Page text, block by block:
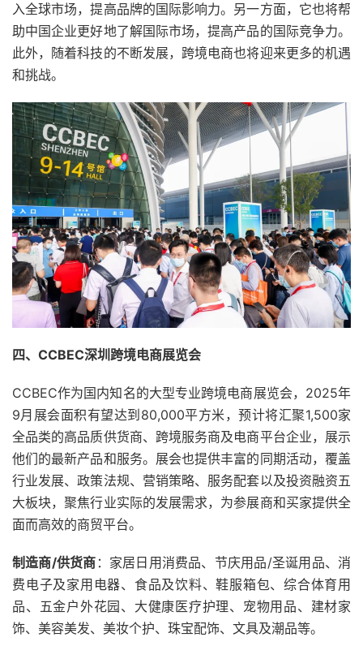
入全球市场，提高品牌的国际影响力。另一方面，它也将帮
助中国企业更好地了解国际市场，提高产品的国际竞争力。
此外，随着科技的不断发展，跨境电商也将迎来更多的机遇
和挑战。
四、CCBEC深圳跨境电商展览会
CCBEC作为国内知名的大型专业跨境电商展览会，2025年
9月展会面积有望达到80,000平方米，预计将汇聚1,500家
全品类的高品质供货商、跨境服务商及电商平台企业，展示
他们的最新产品和服务。展会也提供丰富的同期活动，覆盖
行业发展、政策法规、营销策略、服务配套以及投资融资五
大板块，聚焦行业实际的发展需求，为参展商和买家提供全
面而高效的商贸平台。
制造商/供货商 ：家居日用消费品、节庆用品/圣诞用品、消
费电子及家用电器、食品及饮料、鞋服箱包、综合体育用
品、五金户外花园、大健康医疗护理、宠物用品、建材家
饰、美容美发、美妆个护、珠宝配饰、文具及潮品等。